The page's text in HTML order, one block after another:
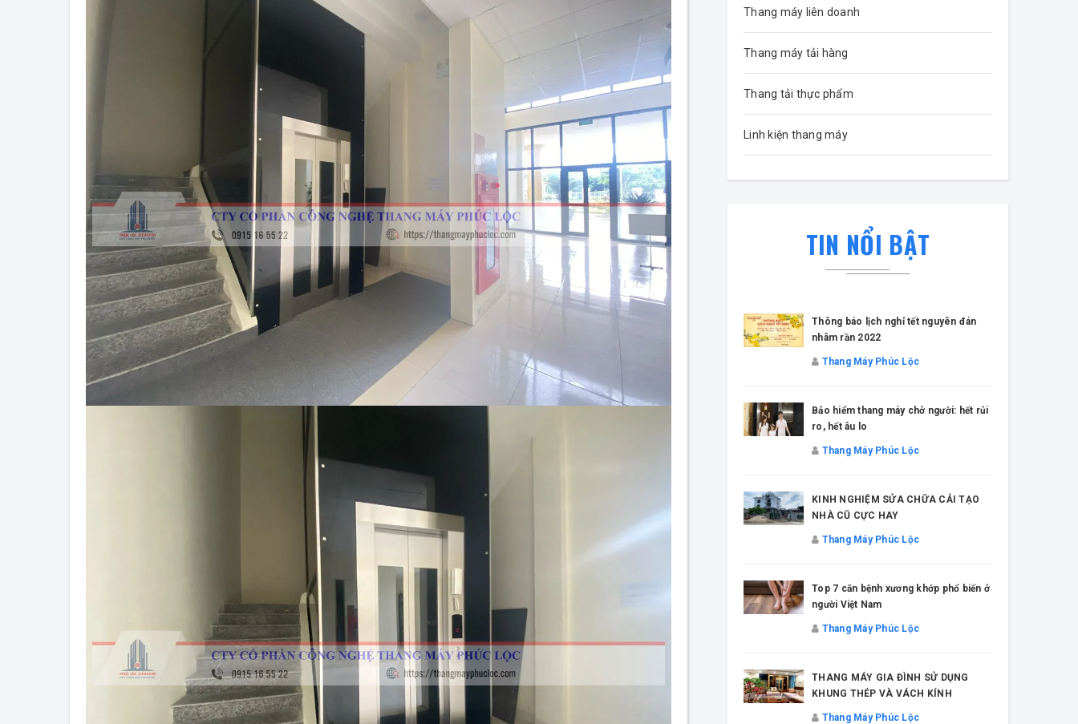
Thang máy liên doanh
Thang máy tải hàng
Thang tải thực phẩm
Linh kiện thang máy
TIN NỔI BẬT
Nhạc không lời cho thang máy
Chúc Mừng Năm Mới – Xuân 2026
ĐÁN 2023
Thông báo lịch nghỉ tết nguyên đán
nhâm rần 2022
Thang Máy Phúc Lộc
Bảo hiểm thang máy chở người: hết rủi
ro, hết âu lo
Thang Máy Phúc Lộc
KINH NGHIỆM SỬA CHỮA CẢI TẠO
NHÀ CŨ CỰC HAY
Thang Máy Phúc Lộc
Top 7 căn bệnh xương khớp phổ biến ở
người Việt Nam
Thang Máy Phúc Lộc
THANG MÁY GIA ĐÌNH SỬ DỤNG
KHUNG THÉP VÀ VÁCH KÍNH
Thang Máy Phúc Lộc